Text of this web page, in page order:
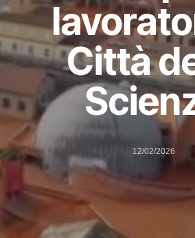
Città
12/02/2026